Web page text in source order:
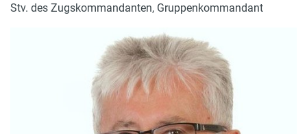
Stv. des Zugskommandanten, Gruppenkommandant